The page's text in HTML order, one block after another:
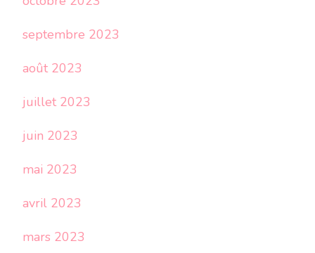
septembre 2023
août 2023
juillet 2023
juin 2023
mai 2023
avril 2023
mars 2023